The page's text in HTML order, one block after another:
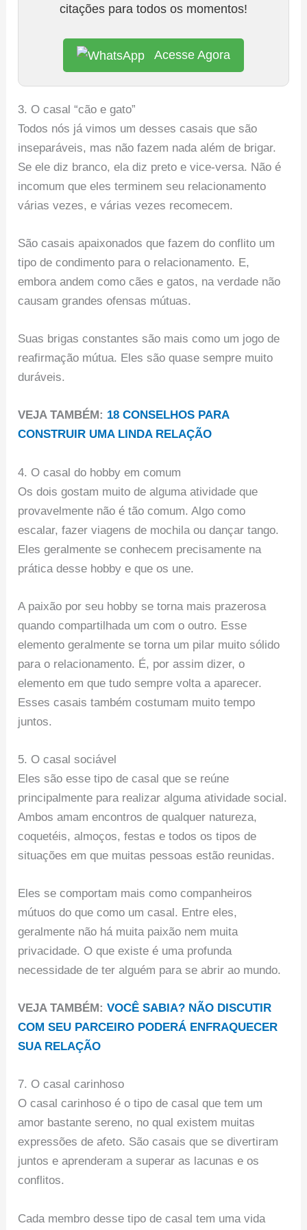
citações para todos os momentos!
Acesse Agora
3. O casal “cão e gato”
Todos nós já vimos um desses casais que são
inseparáveis, mas não fazem nada além de brigar.
Se ele diz branco, ela diz preto e vice-versa. Não é
incomum que eles terminem seu relacionamento
várias vezes, e várias vezes recomecem.
São casais apaixonados que fazem do conflito um
tipo de condimento para o relacionamento. E,
embora andem como cães e gatos, na verdade não
causam grandes ofensas mútuas.
Suas brigas constantes são mais como um jogo de
reafirmação mútua. Eles são quase sempre muito
duráveis.
VEJA TAMBÉM: 18 CONSELHOS PARA
CONSTRUIR UMA LINDA RELAÇÃO
4. O casal do hobby em comum
Os dois gostam muito de alguma atividade que
provavelmente não é tão comum. Algo como
escalar, fazer viagens de mochila ou dançar tango.
Eles geralmente se conhecem precisamente na
prática desse hobby e que os une.
A paixão por seu hobby se torna mais prazerosa
quando compartilhada um com o outro. Esse
elemento geralmente se torna um pilar muito sólido
para o relacionamento. É, por assim dizer, o
elemento em que tudo sempre volta a aparecer.
Esses casais também costumam muito tempo
juntos.
5. O casal sociável
Eles são esse tipo de casal que se reúne
principalmente para realizar alguma atividade social.
Ambos amam encontros de qualquer natureza,
coquetéis, almoços, festas e todos os tipos de
situações em que muitas pessoas estão reunidas.
Eles se comportam mais como companheiros
mútuos do que como um casal. Entre eles,
geralmente não há muita paixão nem muita
privacidade. O que existe é uma profunda
necessidade de ter alguém para se abrir ao mundo.
VEJA TAMBÉM:VOCÊ SABIA? NÃO DISCUTIR
COM SEU PARCEIRO PODERÁ ENFRAQUECER
SUA RELAÇÃO
7. O casal carinhoso
O casal carinhoso é o tipo de casal que tem um
amor bastante sereno, no qual existem muitas
expressões de afeto. São casais que se divertiram
juntos e aprenderam a superar as lacunas e os
conflitos.
Cada membro desse tipo de casal tem uma vida